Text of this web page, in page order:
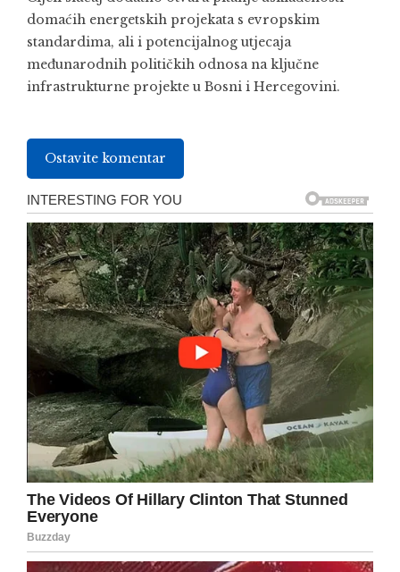
domaćih energetskih projekata s evropskim
standardima, ali i potencijalnog utjecaja
međunarodnih političkih odnosa na ključne
infrastrukturne projekte u Bosni i Hercegovini.
Ostavite komentar